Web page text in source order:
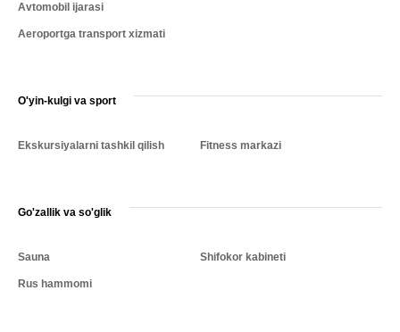
Avtomobil ijarasi
Aeroportga transport xizmati
O'yin-kulgi va sport
Ekskursiyalarni tashkil qilish Fitness markazi
Go'zallik va so'glik
Sauna
Rus hammomi
Shifokor kabineti